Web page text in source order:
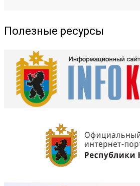
Полезные ресурсы